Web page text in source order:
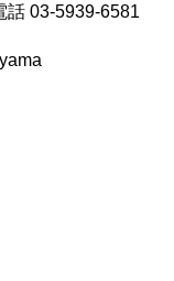
話 03-5939-6581